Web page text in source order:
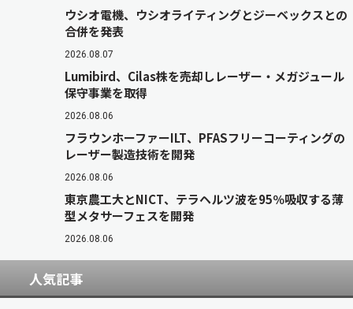
ウシオ電機、ウシオライティングとジーベックスとの
合併を発表
2026.08.07
Lumibird、Cilas株を売却しレーザー・メガジュール
保守事業を取得
2026.08.06
フラウンホーファーILT、PFASフリーコーティングの
レーザー製造技術を開発
2026.08.06
東京農工大とNICT、テラヘルツ波を95％吸収する薄
型メタサーフェスを開発
2026.08.06
人気記事